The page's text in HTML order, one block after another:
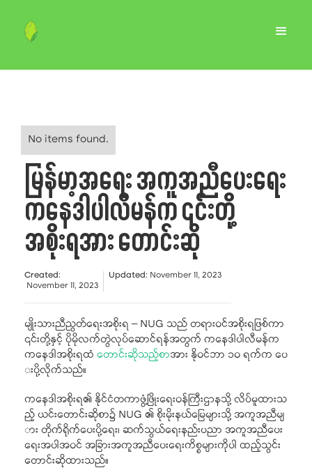
No items found.
မြန်မာ့အရေး အကူအညီပေးရေး
ကနေဒါပါလီမန်က ၎င်းတို့
အစိုးရအား တောင်းဆို
Created:
November 11, 2023
Updated: November 11, 2023
မျိုးသားညီညွတ်ရေးအစိုးရ – NUG သည် တရားဝင်အစိုးရဖြစ်ကာ
၎င်းတို့နှင့် ပိုမိုလက်တွဲလုပ်ဆောင်ရန်အတွက် ကနေဒါပါလီမန်က
ကနေဒါအစိုးရထံ တောင်းဆိုသည့်စာအား နိုဝင်ဘာ ၁၀ ရက်က ပေ
းပို့လိုက်သည်။
ကနေဒါအစိုးရ၏ နိုင်ငံတကာဖွံ့ဖြိုးရေးဝန်ကြီးဌာနသို့ လိပ်မူထားသ
ည့် ယင်းတောင်းဆိုစာ၌ NUG ၏ စိုးမိုးနယ်မြေများသို့ အကူအညီမျ
ား တိုက်ရိုက်ပေးပို့ရေး၊ ဆက်သွယ်ရေးနည်းပညာ အကူအညီပေး
ရေးအပါအဝင် အခြားအကူအညီပေးရေးကိစ္စများကိုပါ ထည့်သွင်း
တောင်းဆိုထားသည်။